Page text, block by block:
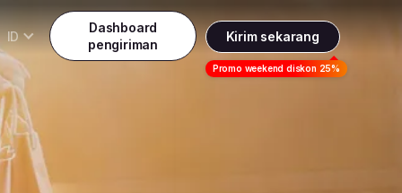
ID
Indonesia
English
Dashboard
pengiriman
Kirim sekarang
Promo weekend diskon 25%